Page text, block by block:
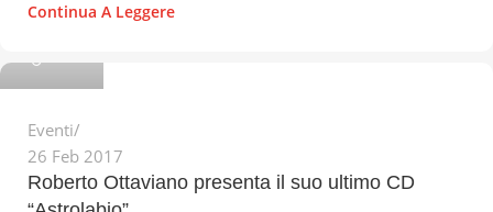
Continua A Leggere
Eventi
26 Feb 2017
Roberto Ottaviano presenta il suo ultimo CD